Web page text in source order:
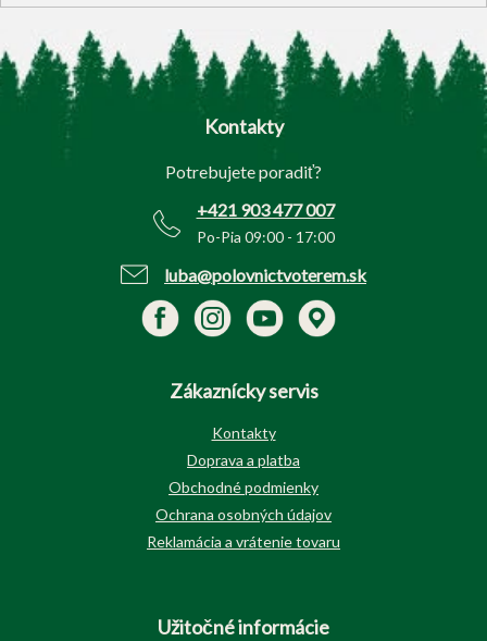
Z
Kontakty
Potrebujete poradiť?
+421 903 477 007
Po-Pia 09:00 - 17:00
luba@polovnictvoterem.sk
Zákaznícky servis
Kontakty
Doprava a platba
Obchodné podmienky
Ochrana osobných údajov
Reklamácia a vrátenie tovaru
Užitočné informácie